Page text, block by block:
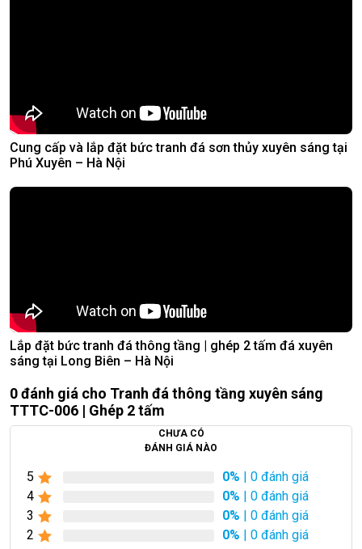
Cung cấp và lắp đặt bức tranh đá sơn thủy xuyên sáng tại
Phú Xuyên – Hà Nội
Lắp đặt bức tranh đá thông tầng | ghép 2 tấm đá xuyên
sáng tại Long Biên – Hà Nội
0 đánh giá cho Tranh đá thông tầng xuyên sáng
TTTC-006 | Ghép 2 tấm
CHƯA CÓ
ĐÁNH GIÁ NÀO
5 0% | 0 đánh giá
4
0% | 0 đánh giá
3
0% | 0 đánh giá
2
0% | 0 đánh giá